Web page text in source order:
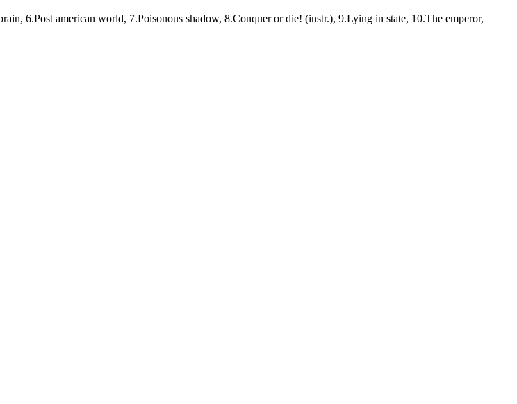
6.Post american world, 7.Poisonous shadow, 8.Conquer or die! (instr.), 9.Lying in state, 10.The emperor,